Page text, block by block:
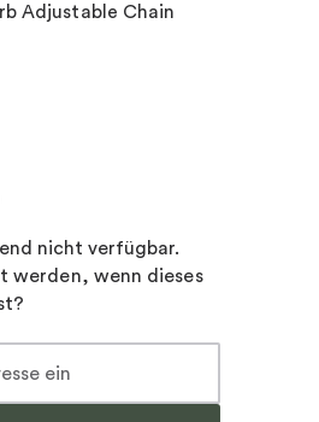
Adjustable Chain
nicht verfügbar.
werden, wenn dieses